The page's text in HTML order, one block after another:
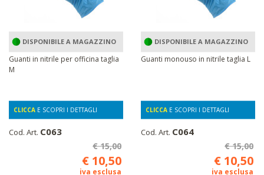
DISPONIBILE A MAGAZZINO
Guanti in nitrile per officina taglia
M
CLICCA E SCOPRI I DETTAGLI
Cod. Art. C063
€ 15,00
€ 10,50
iva esclusa
DISPONIBILE A MAGAZZINO
Guanti monouso in nitrile taglia L
CLICCA E SCOPRI I DETTAGLI
Cod. Art. C064
€ 15,00
€ 10,50
iva esclusa